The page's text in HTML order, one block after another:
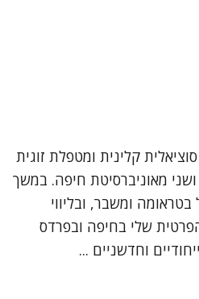
קלינית ומטפלת זוגית
מאוניברסיטת חיפה. במשך
בטראומה ומשבר, ובליווי
שלי בחיפה ובפרדס
וחדשניים ...